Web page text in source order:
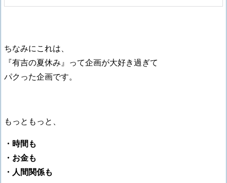
ちなみにこれは、
『有吉の夏休み』って企画が大好き過ぎて
パクった企画です。
もっともっと、
・時間も
・お金も
・人間関係も